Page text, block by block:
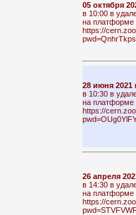
05 октября
в 10:00 в
на платформе
https://
28 июня 2021
в 10:30 в
на платформе
https://
26 апреля
в 14:30 в
на платформе
https://